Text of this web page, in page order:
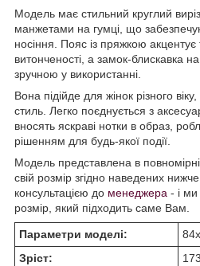
Модель має стильний круглий
манжетами на гумці, що
носіння. Пояс із пряжкою
витонченості, а замок-блискавка
зручною у використанні.
Вона підійде для жінок різного
стиль. Легко поєднується з
вносять яскраві нотки в образ,
рішенням для будь-якої події.
Модель представлена в
свій розмір згідно наведених
консультацією до менеджера - і ми
розмір, який підходить саме Вам.
Параметри моделі:
Зріст: